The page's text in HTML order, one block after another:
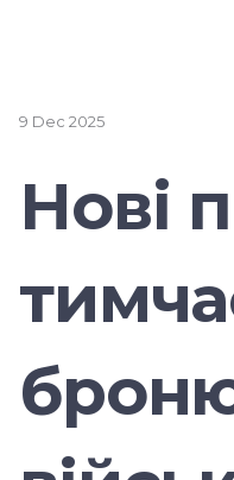
9 Dec 2025
Нові